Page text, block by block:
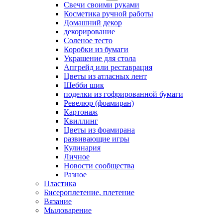
Свечи своими руками
Косметика ручной работы
Домашний декор
декорирование
Соленое тесто
Коробки из бумаги
Украшение для стола
Апгрейд или реставрация
Цветы из атласных лент
Шебби шик
поделки из гофрированной бумаги
Ревелюр (фоамиран)
Картонаж
Квиллинг
Цветы из фоамирана
развивающие игры
Кулинария
Личное
Новости сообщества
Разное
Пластика
Бисероплетение, плетение
Вязание
Мыловарение